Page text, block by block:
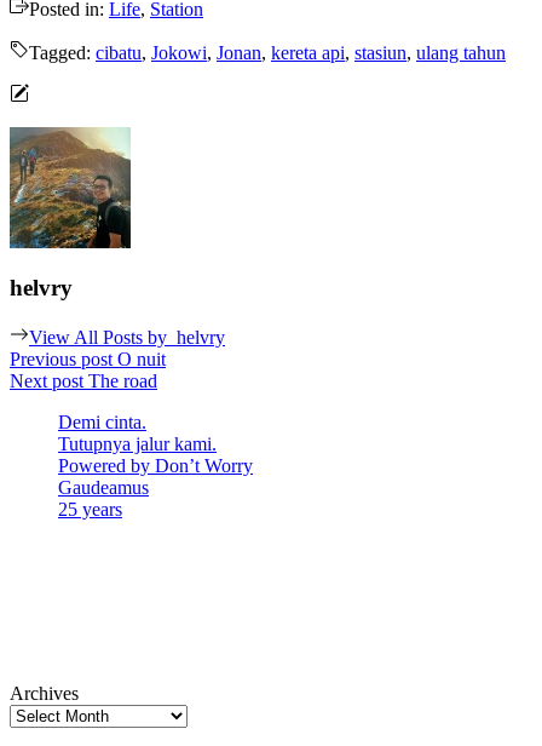
Posted in: Life, Station
Tagged: cibatu, Jokowi, Jonan, kereta api, stasiun, ulang tahun
helvry
View All Posts by helvry
Post
navigation
Previous post O nuit
Next post The road
Demi cinta.
Tutupnya jalur kami.
Powered by Don’t Worry
Gaudeamus
25 years
Archives